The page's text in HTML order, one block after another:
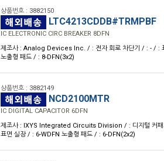
상품번호 : 3882150
LTC4213CDDB#TRMPBF
IC ELECTRONIC CIRC BREAKER 8DFN
제조사 : Analog Devices Inc. / : 전자 회로 차단기 / : - / :
노출형 패드 / : 8-DFN(3x2)
상품번호 : 3882149
NCD2100MTR
IC DIGITAL CAPACITOR 6DFN
제조사 : IXYS Integrated Circuits Division / : 디지털 커패
표면 실장 / : 6-WDFN 노출형 패드 / : 6-DFN(2x2)